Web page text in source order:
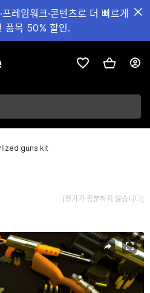
레임워크·콘텐츠로 더 빠르게
품목 50% 할인.
guns kit
(평가가 충분하지 않습니다)